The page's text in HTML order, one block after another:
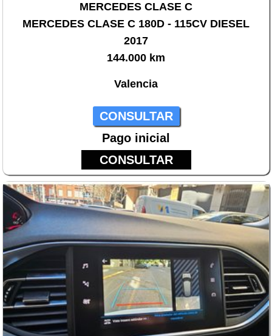
MERCEDES CLASE C
MERCEDES CLASE C 180D - 115CV DIESEL
2017
144.000 km
Valencia
CONSULTAR
Pago inicial
CONSULTAR